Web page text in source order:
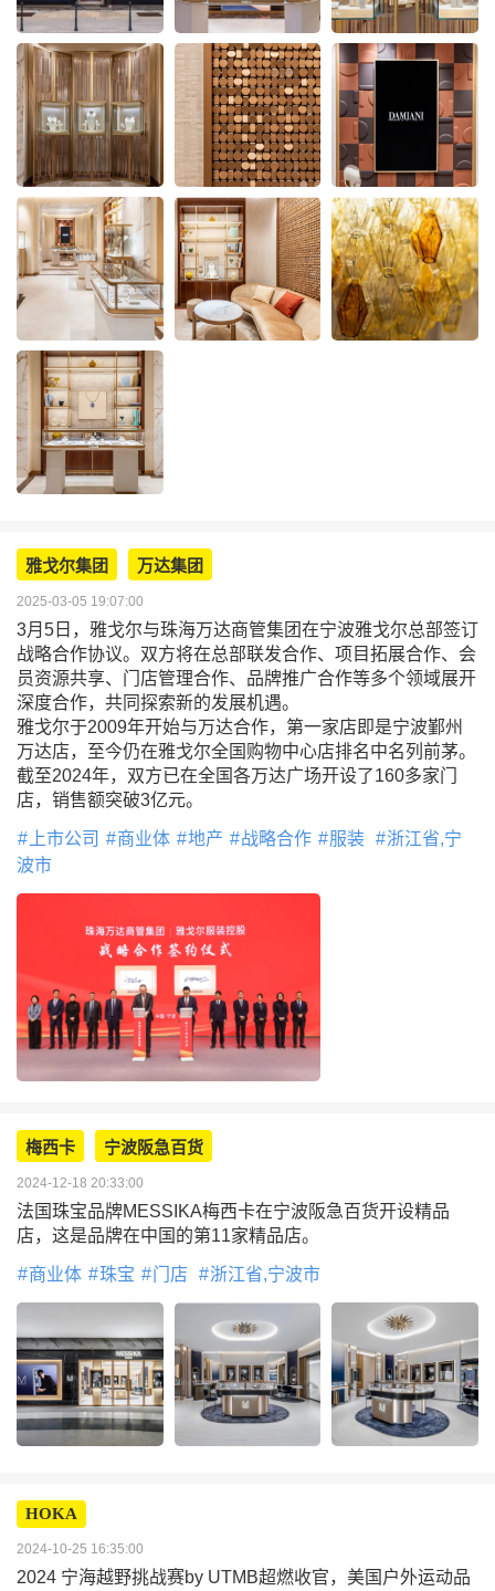
雅戈尔集团 万达集团
2025-03-05 19:07:00
3月5日，雅戈尔与珠海万达商管集团在宁波雅戈尔总部签订
战略合作协议。双方将在总部联发合作、项目拓展合作、会
员资源共享、门店管理合作、品牌推广合作等多个领域展开
深度合作，共同探索新的发展机遇。
雅戈尔于2009年开始与万达合作，第一家店即是宁波鄞州
万达店，至今仍在雅戈尔全国购物中心店排名中名列前茅。
截至2024年，双方已在全国各万达广场开设了160多家门
店，销售额突破3亿元。
上市公司 商业体 地产 战略合作 服装
浙江省,宁
波市
梅西卡 宁波阪急百货
2024-12-18 20:33:00
法国珠宝品牌MESSIKA梅西卡在宁波阪急百货开设精品
店，这是品牌在中国的第11家精品店。
商业体 珠宝 门店 浙江省,宁波市
HOKA
2024-10-25 16:35:00
2024 宁海越野挑战赛by UTMB超燃收官，美国户外运动品